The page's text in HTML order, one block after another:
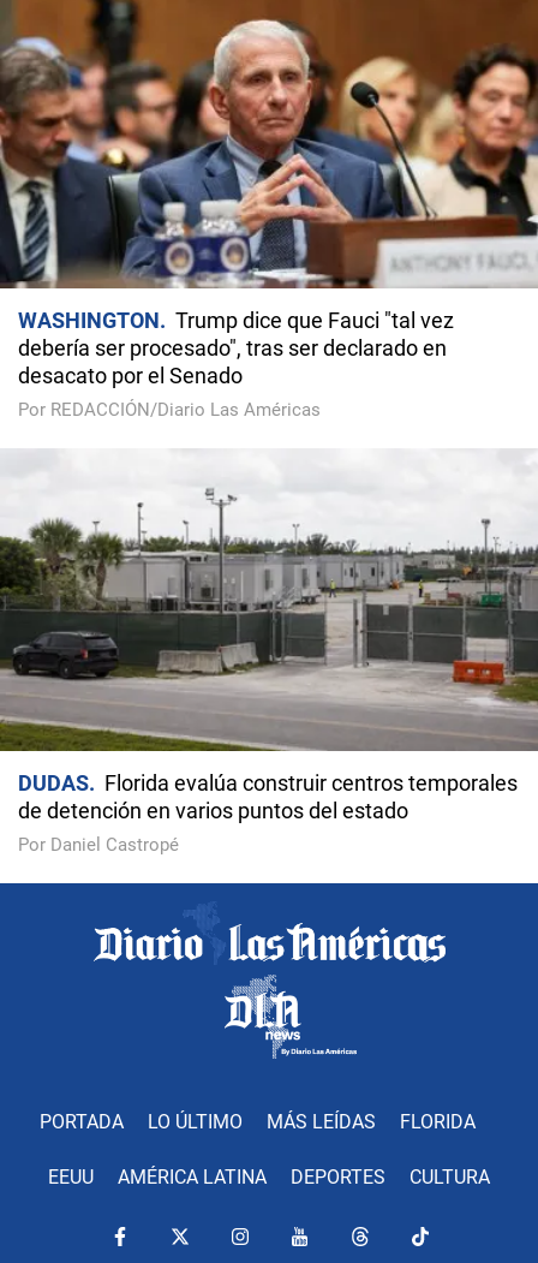
WASHINGTON
Trump dice que Fauci "tal vez
debería ser procesado", tras ser declarado en
desacato por el Senado
Por REDACCIÓN/Diario Las Américas
DUDAS
Florida evalúa construir centros temporales
de detención en varios puntos del estado
Por Daniel Castropé
PORTADA LO ÚLTIMO MÁS LEÍDAS FLORIDA
EEUU AMÉRICA LATINA DEPORTES CULTURA